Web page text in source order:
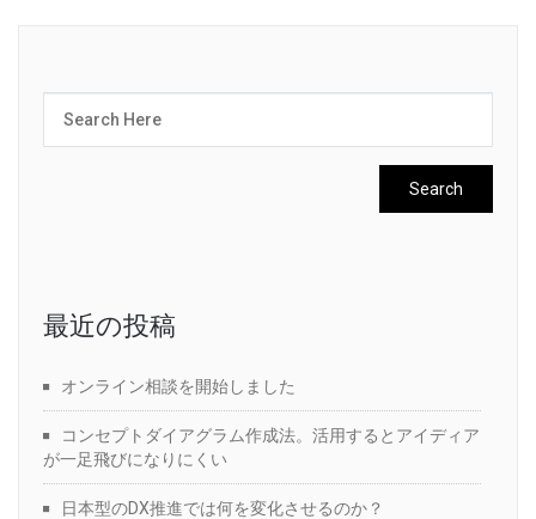
最近の投稿
オンライン相談を開始しました
コンセプトダイアグラム作成法。活用するとアイディア
が一足飛びになりにくい
日本型のDX推進では何を変化させるのか？